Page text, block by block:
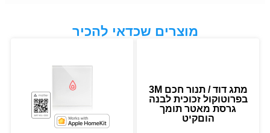
מוצרים שכדאי להכיר
מתג דוד / תנור חכם 3M
בפרוטוקול זכוכית לבנה
גרסת מאטר תומך
הוםקיט